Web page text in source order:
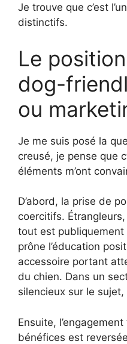
Je trouve que c’est
distinctifs.
Le
dog-
ou
Je me suis posé la
creusé, je pense que
éléments m’ont
D’abord, la prise de
coercitifs.
tout est publiquement
prône l’éducation
accessoire portant
du chien. Dans un
silencieux sur le
Ensuite,
bénéfices est